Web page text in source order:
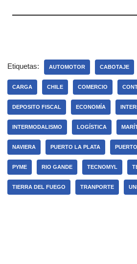
Etiquetas: AUTOMOTOR CABOTAJE
CARGA CHILE COMERCIO
DEPOSITO FISCAL ECONOMÍA
INTERMODALISMO LOGÍSTICA
NAVIERA PUERTO LA PLATA
PYME RIO GANDE TECNOMYL
TIERRA DEL FUEGO TRANPORTE